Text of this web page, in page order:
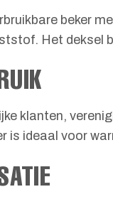
beker
Het deksel
klanten,
is ideaal voor